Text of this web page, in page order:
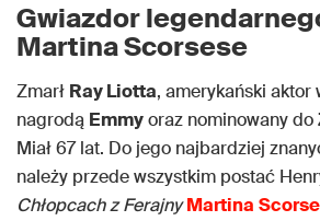
Gwiazdor
Martina Scorsese
Zmarł Ray Liotta, amerykański aktor
nagrodą Emmyoraz nominowany do
Miał 67 lat. Do jego najbardziej
należy przede wszystkim postać
Chłopcach z Ferajny Martina